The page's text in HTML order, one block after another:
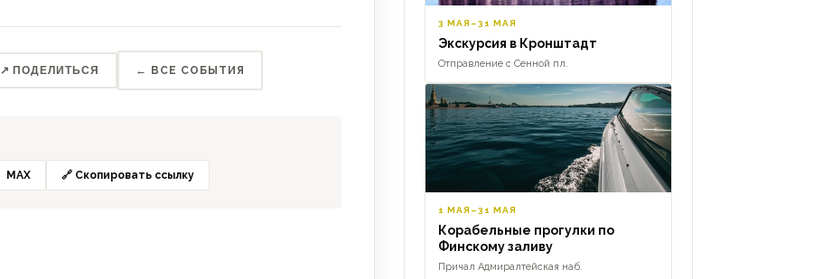
↗ ПОДЕЛИТЬСЯ ← ВСЕ СОБЫТИЯ
MAX 🔗 Скопировать ссылку
3 МАЯ–31 МАЯ
Экскурсия в Кронштадт
Отправление с Сенной пл.
1 МАЯ–31 МАЯ
Корабельные прогулки по
Финскому заливу
Причал Адмиралтейская наб.